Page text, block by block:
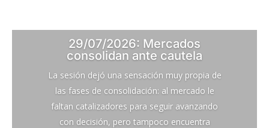
29/07/2026: Mercados
consolidan ante cautela
La sesión dejó una sensación muy propia de
las fases de consolidación: al mercado le
faltan catalizadores para seguir avanzando
con decisión, pero tampoco encuentra